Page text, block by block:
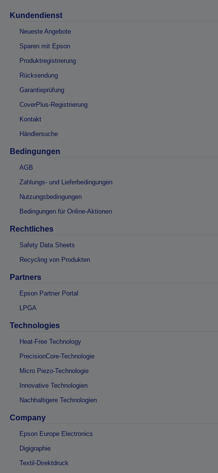
Kundendienst
Neueste Angebote
Sparen mit Epson
Produktregistrierung
Rücksendung
Garantieprüfung
CoverPlus-Registrierung
Kontakt
Händlersuche
Bedingungen
AGB
Zahlungs- und Lieferbedingungen
Nutzungsbedingungen
Bedingungen für Online-Aktionen
Rechtliches
Safety Data Sheets
Recycling von Produkten
Partners
Epson Partner Portal
LPGA
Technologies
Heat-Free Technology
PrecisionCore-Technologie
Micro Piezo-Technologie
Innovative Technologien
Nachhaltigere Technologien
Company
Epson Europe Electronics
Digigraphie
Textil-Direktdruck